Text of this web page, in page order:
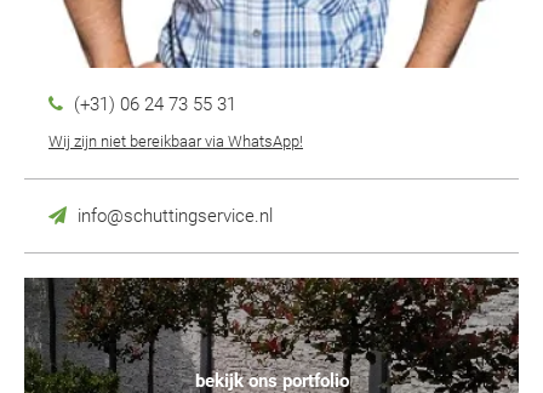
(+31) 06 24 73 55 31
Wij zijn niet bereikbaar via WhatsApp!
info@schuttingservice.nl
bekijk ons portfolio